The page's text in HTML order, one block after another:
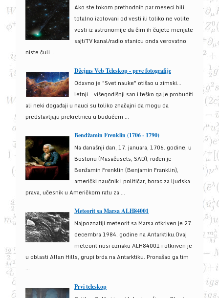
Ako ste tokom prethodnih par meseci bili
totalno izolovani od vesti ili toliko ne volite
vesti iz astronomije da čim ih čujete menjate
sajt/TV kanal/radio stanicu onda verovatno
niste čuli ...
Džejms Veb Teleskop - prve fotografije
Odavno je "Svet nauke" otišao u zimski...
letnji... višegodišnji san i teško ga je probuditi
ali neki događaji u nauci su toliko značajni da mogu da
predstavljaju prekretnicu u budućem ...
Bendžamin Frenklin (1706 - 1790)
Na današnji dan, 17. januara, 1706. godine, u
Bostonu (Masačusets, SAD), rođen je
Benžamin Frenklin (Benjamin Franklin),
američki naučnik i političar, borac za ljudska
prava, učesnik u Američkom ratu za ...
Meteorit sa Marsa ALH84001
Najpoznatiji meteorit sa Marsa otkriven je 27.
decembra 1984. godine na Antarktiku.Ovaj
meteorit nosi oznaku ALH84001 i otkriven je
u oblasti Allan Hills, grupi brda na Antarktiku. Pronašao ga tim
...
Prvi teleskop